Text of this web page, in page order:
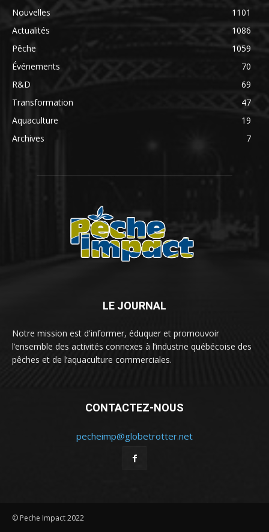
Nouvelles
1101
Actualités
1086
Pêche
1059
Événements
70
R&D
69
Transformation
47
Aquaculture
19
Archives
7
LE JOURNAL
Notre mission est d'informer, éduquer et promouvoir
l’ensemble des activités connexes à l’industrie québécoise des
pêches et de l’aquaculture commerciales.
CONTACTEZ-NOUS
pecheimp@globetrotter.net
© Peche Impact 2022